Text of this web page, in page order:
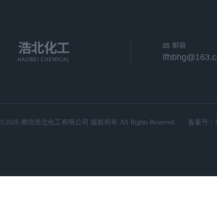
邮箱
©2026 廊坊浩北化工有限公司 版权所有 All Rights Reserved. 备案号：